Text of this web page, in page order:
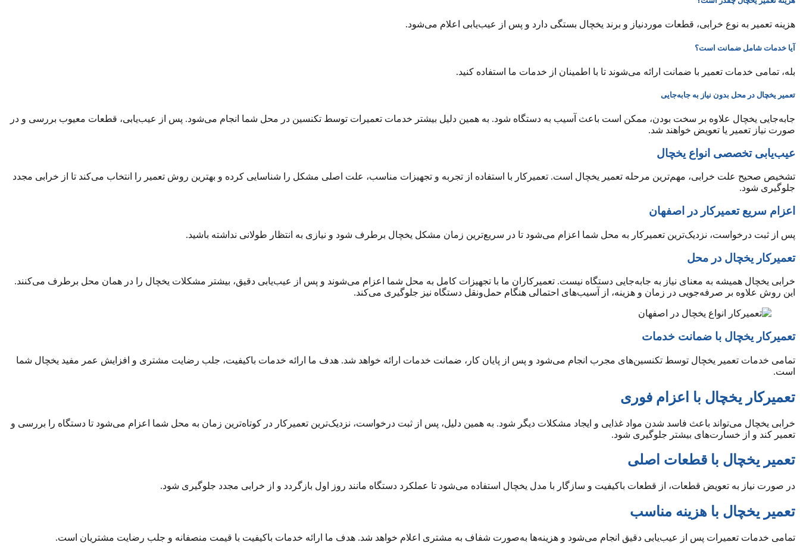
هزینه تعمیر به نوع خرابی، قطعات موردنیاز و برند یخچال بستگی دارد و پس از عیب‌یابی اعلام می‌شود.
آیا خدمات شامل ضمانت است؟
بله، تمامی خدمات تعمیر با ضمانت ارائه می‌شوند تا با اطمینان از خدمات ما استفاده کنید.
تعمیر یخچال در محل بدون نیاز به جابه‌جایی
جابه‌جایی یخچال علاوه بر سخت بودن، ممکن است باعث آسیب به دستگاه شود. به همین دلیل بیشتر خدمات تعمیرات توسط تکنسین در محل شما انجام می‌شود. پس از عیب‌یابی، قطعات معیوب بررسی و در
صورت نیاز تعمیر یا تعویض خواهند شد.
عیب‌یابی تخصصی انواع یخچال
تشخیص صحیح علت خرابی، مهم‌ترین مرحله تعمیر یخچال است. تعمیرکار با استفاده از تجربه و تجهیزات مناسب، علت اصلی مشکل را شناسایی کرده و بهترین روش تعمیر را انتخاب می‌کند تا از خرابی مجدد
جلوگیری شود.
اعزام سریع تعمیرکار در اصفهان
پس از ثبت درخواست، نزدیک‌ترین تعمیرکار به محل شما اعزام می‌شود تا در سریع‌ترین زمان مشکل یخچال برطرف شود و نیازی به انتظار طولانی نداشته باشید.
تعمیرکار یخچال در محل
خرابی یخچال همیشه به معنای نیاز به جابه‌جایی دستگاه نیست. تعمیرکاران ما با تجهیزات کامل به محل شما اعزام می‌شوند و پس از عیب‌یابی دقیق، بیشتر مشکلات یخچال را در همان محل برطرف می‌کنند.
این روش علاوه بر صرفه‌جویی در زمان و هزینه، از آسیب‌های احتمالی هنگام حمل‌ونقل دستگاه نیز جلوگیری می‌کند.
تعمیرکار یخچال با ضمانت خدمات
تمامی خدمات تعمیر یخچال توسط تکنسین‌های مجرب انجام می‌شود و پس از پایان کار، ضمانت خدمات ارائه خواهد شد. هدف ما ارائه خدمات باکیفیت، جلب رضایت مشتری و افزایش عمر مفید یخچال شما
است.
تعمیرکار یخچال با اعزام فوری
خرابی یخچال می‌تواند باعث فاسد شدن مواد غذایی و ایجاد مشکلات دیگر شود. به همین دلیل، پس از ثبت درخواست، نزدیک‌ترین تعمیرکار در کوتاه‌ترین زمان به محل شما اعزام می‌شود تا دستگاه را بررسی و
تعمیر کند و از خسارت‌های بیشتر جلوگیری شود.
تعمیر یخچال با قطعات اصلی
در صورت نیاز به تعویض قطعات، از قطعات باکیفیت و سازگار با مدل یخچال استفاده می‌شود تا عملکرد دستگاه مانند روز اول بازگردد و از خرابی مجدد جلوگیری شود.
تعمیر یخچال با هزینه مناسب
تمامی خدمات تعمیرات پس از عیب‌یابی دقیق انجام می‌شود و هزینه‌ها به‌صورت شفاف به مشتری اعلام خواهد شد. هدف ما ارائه خدمات باکیفیت با قیمت منصفانه و جلب رضایت مشتریان است.